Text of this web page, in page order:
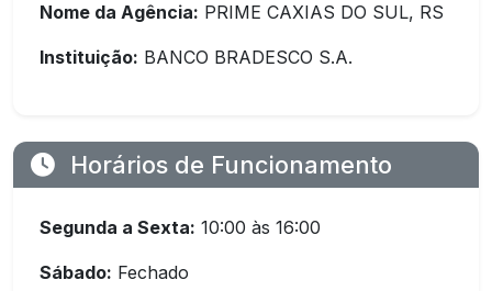
Nome da Agência: PRIME CAXIAS DO SUL, RS
Instituição: BANCO BRADESCO S.A.
Horários de Funcionamento
Segunda a Sexta: 10:00 às 16:00
Sábado: Fechado